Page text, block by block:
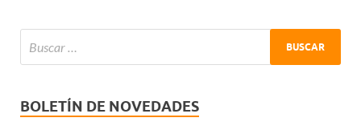
BOLETÍN DE NOVEDADES